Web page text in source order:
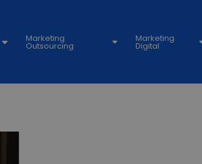
Marketing
Outsourcing
Marketing
Digital